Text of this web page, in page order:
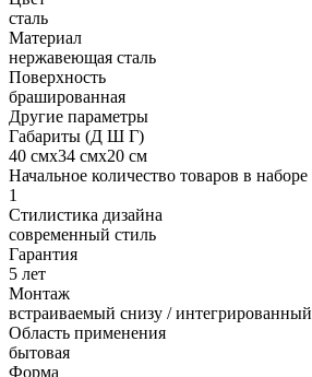
сталь
Материал
нержавеющая сталь
Поверхность
брашированная
Другие параметры
Габариты (Д Ш Г)
40 смх34 смх20 см
Начальное количество товаров в наборе
1
Стилистика дизайна
современный стиль
Гарантия
5 лет
Монтаж
встраиваемый снизу / интегрированный
Область применения
бытовая
Форма